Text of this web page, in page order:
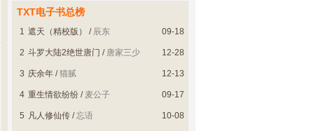
TXT电子书总榜
09-18
1 遮天（精校版） / 辰东
12-28
2 斗罗大陆2绝世唐门 / 唐家三少
12-13
3 庆余年 /猫腻
09-17
4 重生情欲纷纷 / 麦公子
10-08
5 凡人修仙传 /忘语